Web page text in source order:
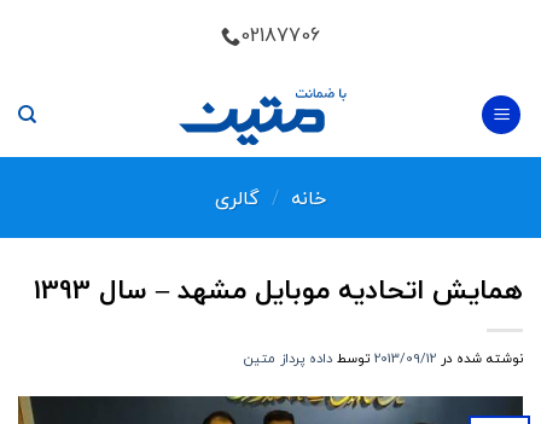
02187706
خانه / گالری
همایش اتحادیه موبایل مشهد – سال 1393
نوشته شده در 2013/09/12 توسط داده پرداز متین